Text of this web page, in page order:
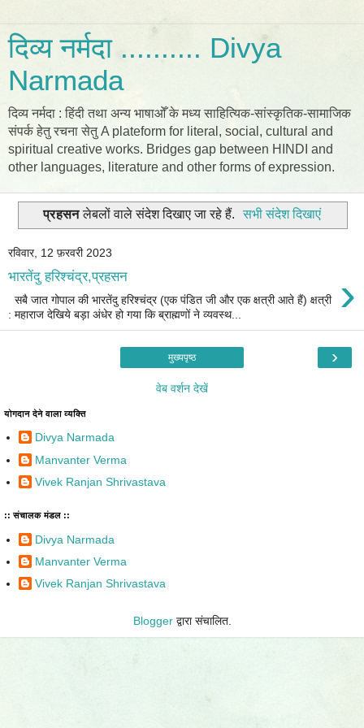
दिव्य नर्मदा .......... Divya
Narmada
दिव्य नर्मदा : हिंदी तथा अन्य भाषाओँ के मध्य साहित्यिक-सांस्कृतिक-सामाजिक
संपर्क हेतु रचना सेतु A plateform for literal, social, cultural and
spiritual creative works. Bridges gap between HINDI and
other languages, literature and other forms of expression.
प्रहसनलेबलों वाले संदेश दिखाए जा रहे हैं. सभी संदेश दिखाएं
रविवार, 12 फ़रवरी 2023
भारतेंदु हरिश्चंद्र,प्रहसन ›
सबै जात गोपाल की भारतेंदु हरिश्चंद्र (एक पंडित जी और एक क्षत्री आते हैं) क्षत्री
: महाराज देखिये बड़ा अंधेर हो गया कि ब्राह्मणों ने व्यवस्थ...
›
मुख्यपृष्ठ
वेब वर्शन देखें
योगदान देने वाला व्यक्ति
Divya Narmada
Manvanter Verma
Vivek Ranjan Shrivastava
:: संचालक मंडल ::
Divya Narmada
Manvanter Verma
Vivek Ranjan Shrivastava
Bloggerद्वारा संचालित.